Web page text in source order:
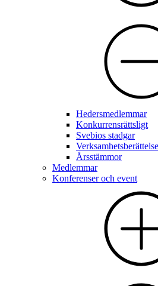
Hedersmedlemmar
Konkurrensrättsligt
Svebios stadgar
Verksamhetsberättelse
Årsstämmor
Medlemmar
Konferenser och event